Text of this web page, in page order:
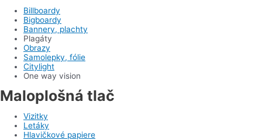
Billboardy
Bigboardy
Bannery, plachty
Plagáty
Obrazy
Samolepky, fólie
Citylight
One way vision
Maloplošná tlač
Vizitky
Letáky
Hlavičkové papiere